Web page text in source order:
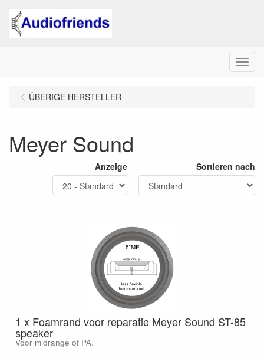
Menu
ÜBERIGE HERSTELLER
Meyer Sound
Anzeige Sortieren nach
1 x Foamrand voor reparatie Meyer Sound ST-85
speaker
Voor midrange of PA.